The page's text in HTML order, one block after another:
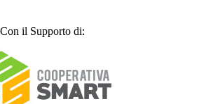
Con il Supporto di: